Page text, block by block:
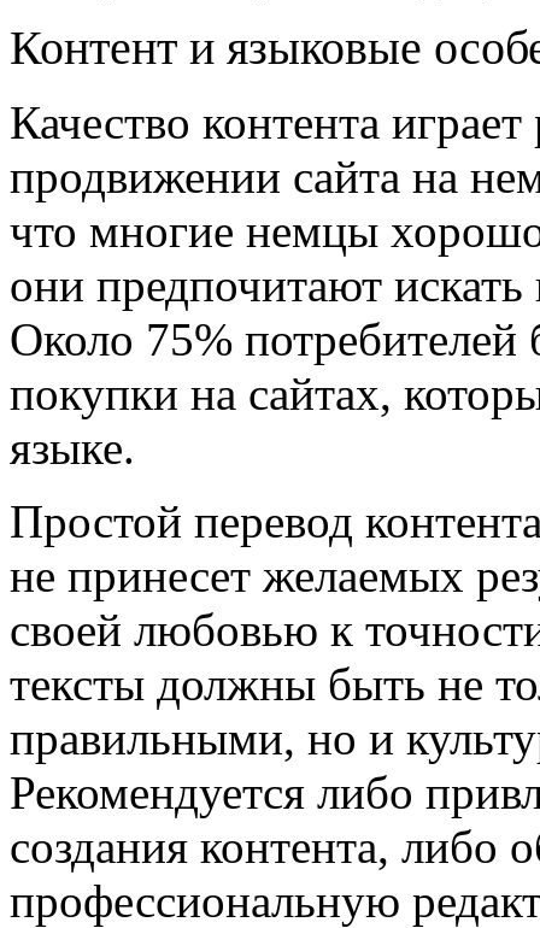
Контент и языковые
Качество контента
продвижении сайта на
что многие немцы
они предпочитают
Около 75% потребителей
покупки на сайтах,
языке.
Простой перевод
не принесет желаемых
своей любовью к
тексты должны быть не
правильными, но и
Рекомендуется либо
создания контента, либо
профессиональную